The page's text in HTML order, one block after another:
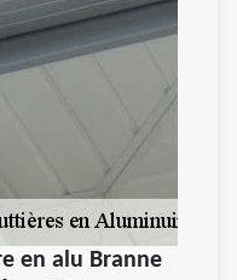
en alu Branne